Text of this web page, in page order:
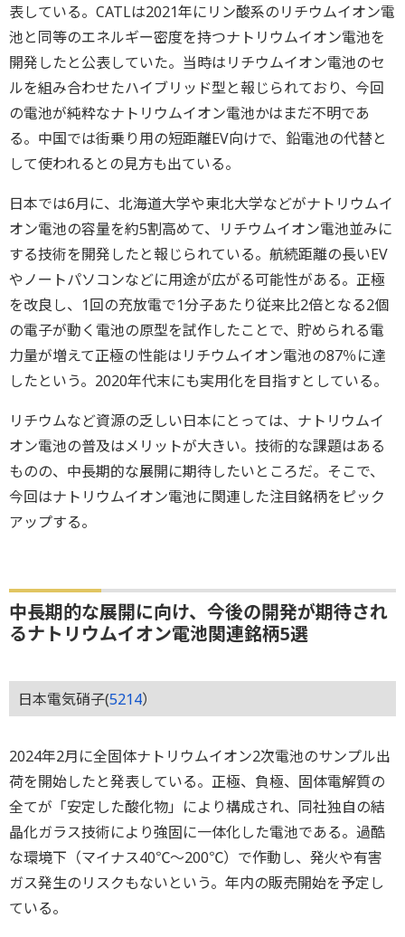
表している。CATLは2021年にリン酸系のリチウムイオン電
池と同等のエネルギー密度を持つナトリウムイオン電池を
開発したと公表していた。当時はリチウムイオン電池のセ
ルを組み合わせたハイブリッド型と報じられており、今回
の電池が純粋なナトリウムイオン電池かはまだ不明であ
る。中国では街乗り用の短距離EV向けで、鉛電池の代替と
して使われるとの見方も出ている。
日本では6月に、北海道大学や東北大学などがナトリウムイ
オン電池の容量を約5割高めて、リチウムイオン電池並みに
する技術を開発したと報じられている。航続距離の長いEV
やノートパソコンなどに用途が広がる可能性がある。正極
を改良し、1回の充放電で1分子あたり従来比2倍となる2個
の電子が動く電池の原型を試作したことで、貯められる電
力量が増えて正極の性能はリチウムイオン電池の87％に達
したという。2020年代末にも実用化を目指すとしている。
リチウムなど資源の乏しい日本にとっては、ナトリウムイ
オン電池の普及はメリットが大きい。技術的な課題はある
ものの、中長期的な展開に期待したいところだ。そこで、
今回はナトリウムイオン電池に関連した注目銘柄をピック
アップする。
中長期的な展開に向け、今後の開発が期待され
るナトリウムイオン電池関連銘柄5選
日本電気硝子(5214）
2024年2月に全固体ナトリウムイオン2次電池のサンプル出
荷を開始したと発表している。正極、負極、固体電解質の
全てが「安定した酸化物」により構成され、同社独自の結
晶化ガラス技術により強固に一体化した電池である。過酷
な環境下（マイナス40℃～200℃）で作動し、発火や有害
ガス発生のリスクもないという。年内の販売開始を予定し
ている。